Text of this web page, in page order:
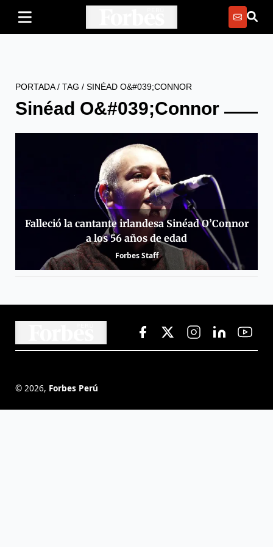
PORTADA/ TAG / SINÉAD O&#039;CONNOR
Sinéad O&#039;Connor
Falleció la cantante irlandesa Sinéad O’Connor
a los 56 años de edad
Forbes Staff
© 2026, Forbes Perú